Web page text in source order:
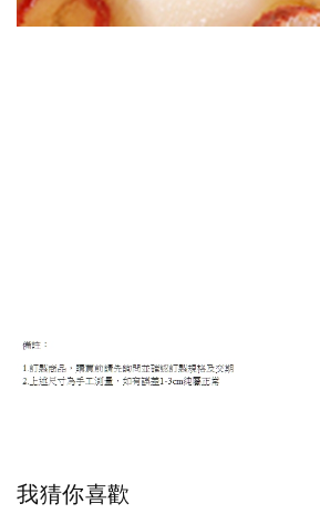
我猜你喜歡